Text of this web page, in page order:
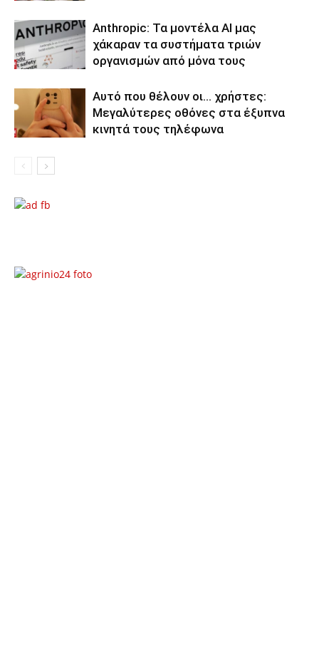
Anthropic: Τα μοντέλα AI μας
χάκαραν τα συστήματα τριών
οργανισμών από μόνα τους
Αυτό που θέλουν οι… χρήστες:
Μεγαλύτερες οθόνες στα έξυπνα
κινητά τους τηλέφωνα